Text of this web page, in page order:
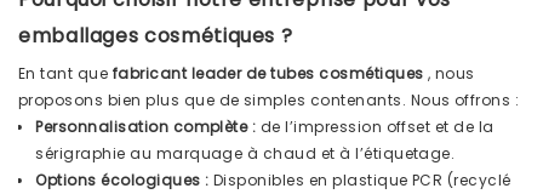
emballages cosmétiques ?
En tant que fabricant leader de tubes cosmétiques , nous
proposons bien plus que de simples contenants. Nous offrons :
Personnalisation complète : de l’impression offset et de la
sérigraphie au marquage à chaud et à l’étiquetage.
Options écologiques : Disponibles en plastique PCR (recyclé